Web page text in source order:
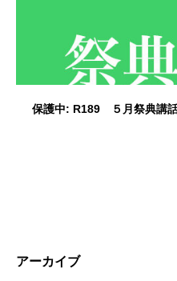
保護中: R189 ５月祭典講話
アーカイブ